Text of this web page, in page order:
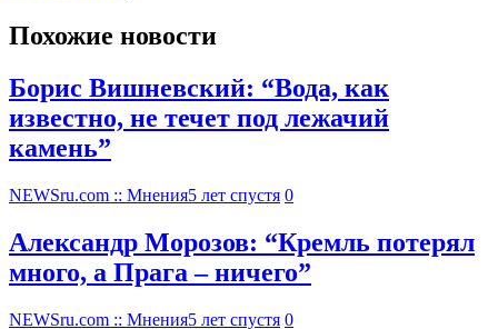
Похожие новости
Борис Вишневский: “Вода, как
известно, не течет под лежачий
камень”
NEWSru.com :: Мнения5 лет спустя 0
Александр Морозов: “Кремль потерял
много, а Прага – ничего”
NEWSru.com :: Мнения5 лет спустя 0